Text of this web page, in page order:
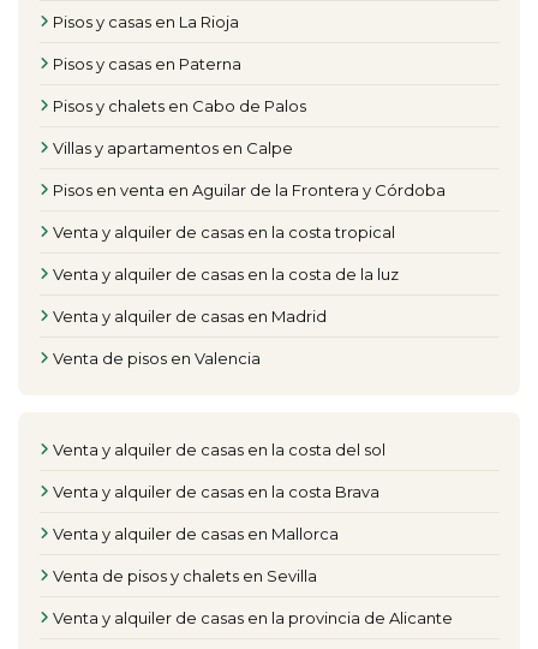
Pisos y casas en La Rioja
Pisos y casas en Paterna
Pisos y chalets en Cabo de Palos
Villas y apartamentos en Calpe
Pisos en venta en Aguilar de la Frontera y Córdoba
Venta y alquiler de casas en la costa tropical
Venta y alquiler de casas en la costa de la luz
Venta y alquiler de casas en Madrid
Venta de pisos en Valencia
Venta y alquiler de casas en la costa del sol
Venta y alquiler de casas en la costa Brava
Venta y alquiler de casas en Mallorca
Venta de pisos y chalets en Sevilla
Venta y alquiler de casas en la provincia de Alicante